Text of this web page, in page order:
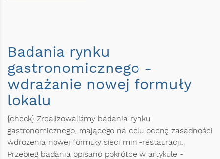
Badania rynku
gastronomicznego -
wdrażanie nowej formuły
lokalu
{check} Zrealizowaliśmy badania rynku
gastronomicznego, mającego na celu ocenę zasadności
wdrożenia nowej formuły sieci mini-restauracji.
Przebieg badania opisano pokrótce w artykule -